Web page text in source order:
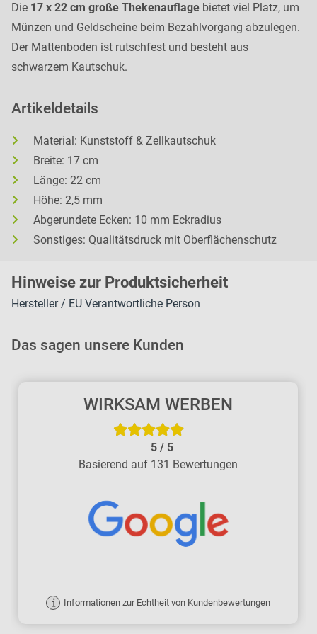
Die 17 x 22 cm große Thekenauflage bietet viel Platz, um
Münzen und Geldscheine beim Bezahlvorgang abzulegen.
Der Mattenboden ist rutschfest und besteht aus
schwarzem Kautschuk.
Artikeldetails
Material: Kunststoff & Zellkautschuk
Breite: 17 cm
Länge: 22 cm
Höhe: 2,5 mm
Abgerundete Ecken: 10 mm Eckradius
Sonstiges: Qualitätsdruck mit Oberflächenschutz
Hinweise zur Produktsicherheit
Hersteller / EU Verantwortliche Person
Das sagen unsere Kunden
WIRKSAM WERBEN
5/ 5
Basierend auf 131 Bewertungen
Informationen zur Echtheit von Kundenbewertungen